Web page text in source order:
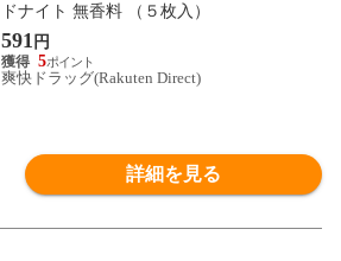
ドナイト 無香料 （５枚入）
591 円
5
爽快ドラッグ(Rakuten Direct)
詳細を見る